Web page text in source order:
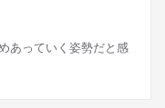
あっていく姿勢だと感